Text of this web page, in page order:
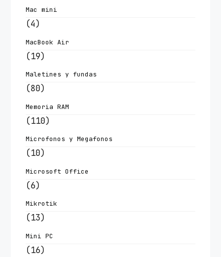
Mac mini
(4)
MacBook Air
(19)
Maletines y fundas
(80)
Memoria RAM
(110)
Microfonos y Megafonos
(10)
Microsoft Office
(6)
Mikrotik
(13)
Mini PC
(16)